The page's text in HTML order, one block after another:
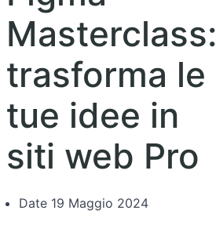
Masterclass:
trasforma le
tue idee in
siti web Pro
Date 19 Maggio 2024